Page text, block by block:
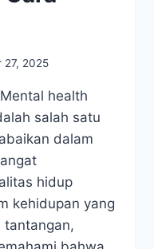
27, 2025
health
salah satu
dalam
hidup
kehidupan yang
tantangan,